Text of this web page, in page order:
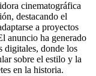
cinematográfica
destacando el
a proyectos
anuncio ha generado
digitales, donde los
sobre el estilo y la
en la historia.